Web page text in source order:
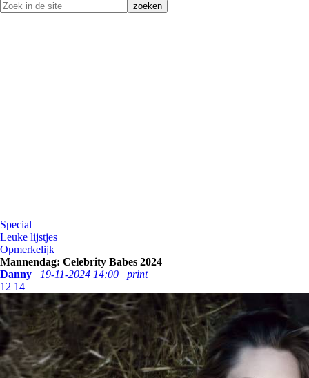
Special
Leuke lijstjes
Opmerkelijk
Mannendag: Celebrity Babes 2024
Danny
19-11-2024 14:00
print
12 14